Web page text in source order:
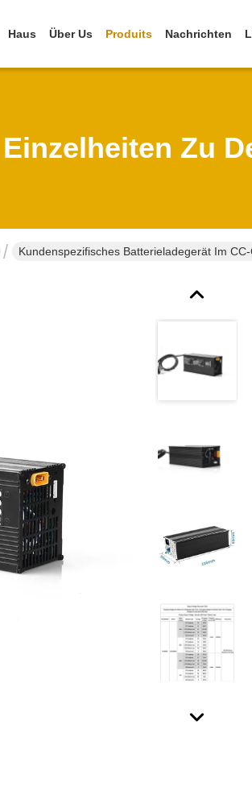
Haus Über Us Produits Nachrichten
Einzelheiten Zu
Kundenspezifisches Batterieladegerät Im